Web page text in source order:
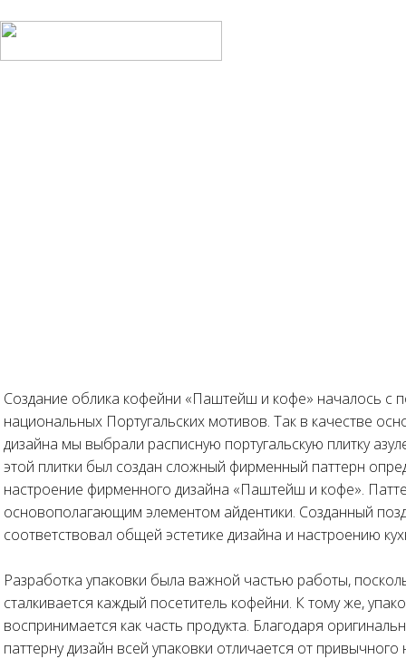
Создание облика кофейни «Паштейш и кофе» началось с
национальных Португальских мотивов. Так в качестве
дизайна мы выбрали расписную португальскую плитку
этой плитки был создан сложный фирменный паттерн
настроение фирменного дизайна «Паштейш и кофе».
основополагающим элементом айдентики. Созданный
соответствовал общей эстетике дизайна и настроению
Разработка упаковки была важной частью работы,
сталкивается каждый посетитель кофейни. К тому же,
воспринимается как часть продукта. Благодаря
паттерну дизайн всей упаковки отличается от